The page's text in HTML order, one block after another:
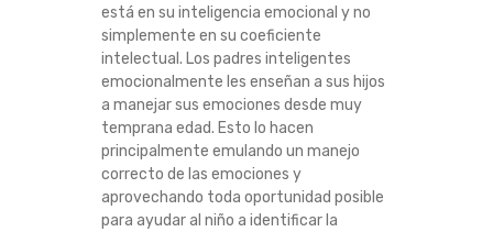
está en su inteligencia emocional y no
simplemente en su coeficiente
intelectual. Los padres inteligentes
emocionalmente les enseñan a sus hijos
a manejar sus emociones desde muy
temprana edad. Esto lo hacen
principalmente emulando un manejo
correcto de las emociones y
aprovechando toda oportunidad posible
para ayudar al niño a identificar la